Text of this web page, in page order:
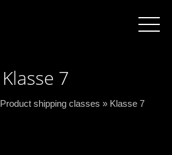
Klasse 7
Product shipping classes » Klasse 7